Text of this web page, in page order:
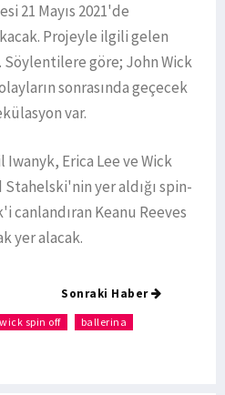
21 Mayıs 2021'de
Projeyle ilgili gelen
Söylentilere göre; John Wick
sonrasında geçecek
var.
Iwanyk, Erica Lee ve Wick
yer aldığı spin-
canlandıran Keanu Reeves
yer alacak.
Sonraki Haber
spin off ballerina